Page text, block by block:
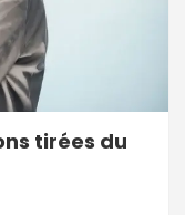
tirées du